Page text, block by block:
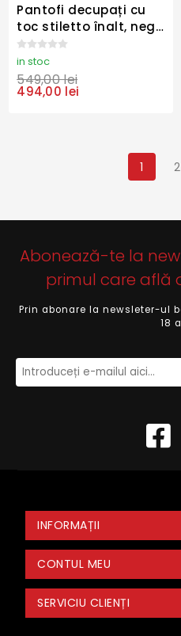
Pantofi decupați cu
toc stiletto înalt, negri
din piele naturală
KOR3059
in stoc
549,00 lei
494,00 lei
1 2
Abonează-te la
primul care află
Prin abonare la newsleter-ul
18
INFORMAȚII
CONTUL MEU
SERVICIU CLIENȚI